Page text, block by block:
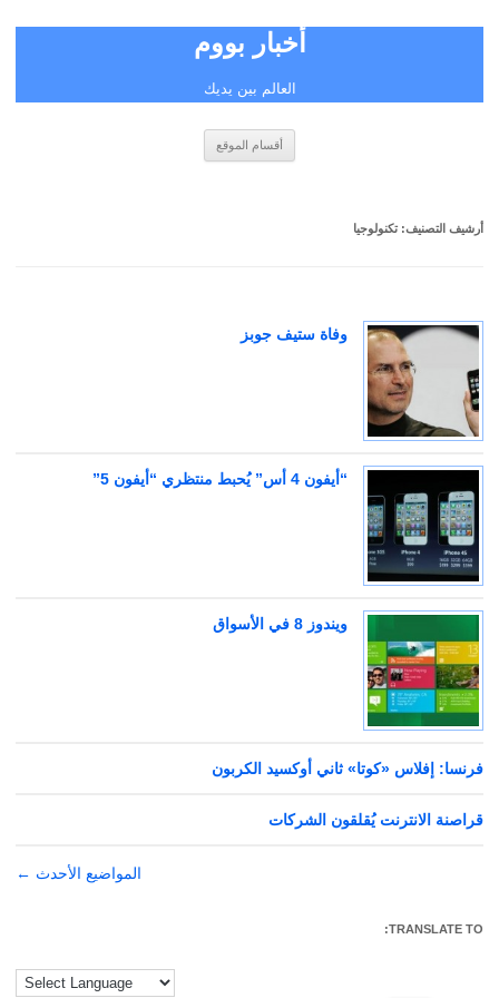
أخبار بووم
العالم بين يديك
أقسام الموقع
أرشيف التصنيف: تكنولوجيا
وفاة ستيف جوبز
“أيفون 4 أس” يُحبط منتظري “أيفون 5”
ويندوز 8 في الأسواق
فرنسا: إفلاس «كوتا» ثاني أوكسيد الكربون
قراصنة الانترنت يُقلقون الشركات
المواضيع الأحدث ←
TRANSLATE TO: